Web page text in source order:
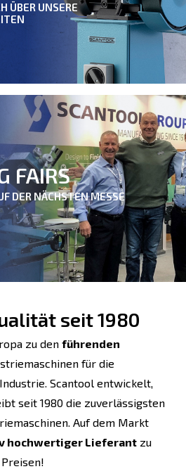
ÜBER UNSERE
FAIRS
DER NÄCHSTEN MESSE
seit 1980
zu den führenden
für die
Scantool entwickelt,
seit 1980 die zuverlässigsten
Auf dem Markt
hochwertiger Lieferantzu